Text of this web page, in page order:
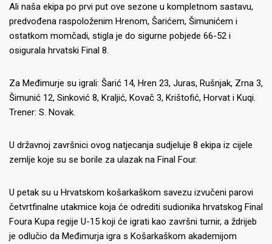
Ali naša ekipa po prvi put ove sezone u kompletnom sastavu,
predvođena raspoloženim Hrenom, Šarićem, Šimunićem i
ostatkom momčadi, stigla je do sigurne pobjede 66-52 i
osigurala hrvatski Final 8.
Za Međimurje su igrali: Šarić 14, Hren 23, Juras, Rušnjak, Zrna 3,
Šimunić 12, Sinković 8, Kraljić, Kovač 3, Krištofić, Horvat i Kuqi.
Trener: S. Novak.
U državnoj završnici ovog natjecanja sudjeluje 8 ekipa iz cijele
zemlje koje su se borile za ulazak na Final Four.
U petak su u Hrvatskom košarkaškom savezu izvučeni parovi
četvrtfinalne utakmice koja će odrediti sudionika hrvatskog Final
Foura Kupa regije U-15 koji će igrati kao završni turnir, a ždrijeb
je odlučio da Međimurja igra s Košarkaškom akademijom